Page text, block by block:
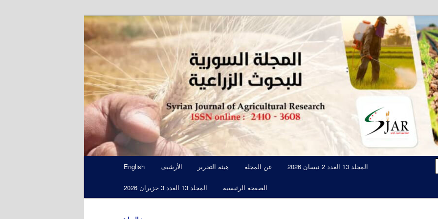
المجلة السورية للبحوث الزراعية SJAR
مجلة علمية محكمة تصدرها الهيئة العامة للبحوث العلمية الزراعية
English الأرشيف هيئة التحرير عن المجلة المجلد 13 العدد 2 نيسان 2026
المجلد 13 العدد 3 حزيران 2026 الصفحة الرئيسية